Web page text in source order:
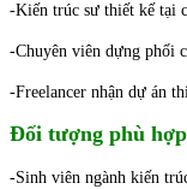
-Kiến trúc sư thiết kế tại
-Chuyên viên dựng phối
-Freelancer nhận dự án
Đối tượng phù hợp
-Sinh viên ngành kiến